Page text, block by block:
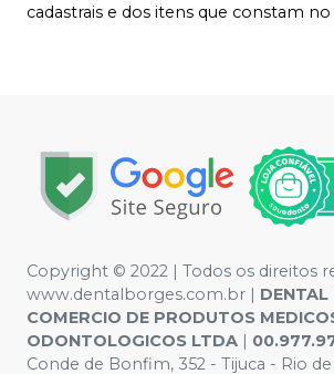
cadastrais e dos itens que constam
Copyright © 2022 | Todos os direitos
www.dentalborges.com.br | DENTAL
COMERCIO DE PRODUTOS
ODONTOLOGICOS LTDA |
Conde de Bonfim, 352 - Tijuca - Rio